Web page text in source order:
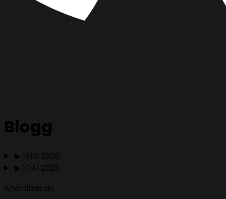
Blogg
▶ IAIO 2026
▶ IOAI 2025
Anordnas av